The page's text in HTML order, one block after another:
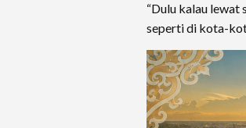
“Dulu kalau lewat
seperti di kota-